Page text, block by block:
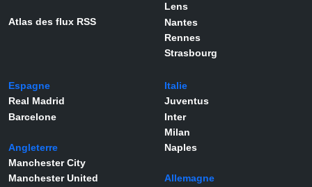
Atlas des flux RSS
Lens
Nantes
Rennes
Strasbourg
Espagne
Real Madrid
Barcelone
Angleterre
Manchester City
Manchester United
Italie
Juventus
Inter
Milan
Naples
Allemagne